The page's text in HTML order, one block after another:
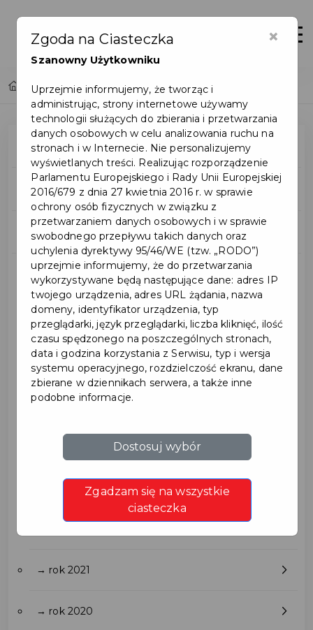
Home Inwestycje
Mapa inwestycji
Wszystkie inwestycje
Budżet obywatelski
Inwestycje miejskie
→ rok 2027
→ rok 2026
→ rok 2023
→ rok 2021
→ rok 2020
×
Zgoda na Ciasteczka
Szanowny Użytkowniku
Uprzejmie informujemy, że tworząc i
administrując, strony internetowe używamy
technologii służących do zbierania i przetwarzania
danych osobowych w celu analizowania ruchu na
stronach i w Internecie. Nie personalizujemy
wyświetlanych treści. Realizując rozporządzenie
Parlamentu Europejskiego i Rady Unii Europejskiej
2016/679 z dnia 27 kwietnia 2016 r. w sprawie
ochrony osób fizycznych w związku z
przetwarzaniem danych osobowych i w sprawie
swobodnego przepływu takich danych oraz
uchylenia dyrektywy 95/46/WE (tzw. „RODO”)
uprzejmie informujemy, że do przetwarzania
wykorzystywane będą następujące dane: adres IP
twojego urządzenia, adres URL żądania, nazwa
domeny, identyfikator urządzenia, typ
przeglądarki, język przeglądarki, liczba kliknięć, ilość
czasu spędzonego na poszczególnych stronach,
data i godzina korzystania z Serwisu, typ i wersja
systemu operacyjnego, rozdzielczość ekranu, dane
zbierane w dziennikach serwera, a także inne
podobne informacje.
Dostosuj wybór
Zgadzam się na wszystkie
ciasteczka